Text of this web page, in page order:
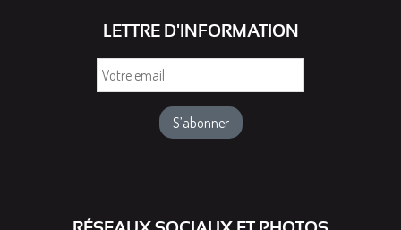
LETTRE D'INFORMATION